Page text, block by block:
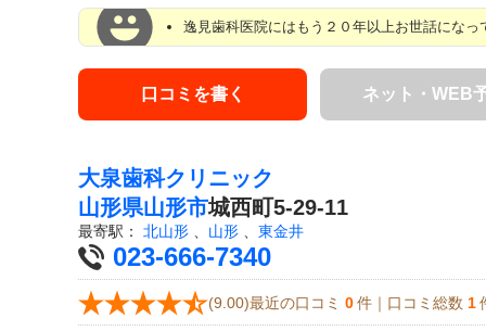
逸見歯科医院にはもう２０年以上お世話にな
口コミを書く ネット・WEB
大泉歯科クリニック
山形県山形市城西町5-29-11
最寄駅： 北山形 山形 東金井
023-666-7340
(9.00)最近の口コミ 0 件｜口コミ総数 1